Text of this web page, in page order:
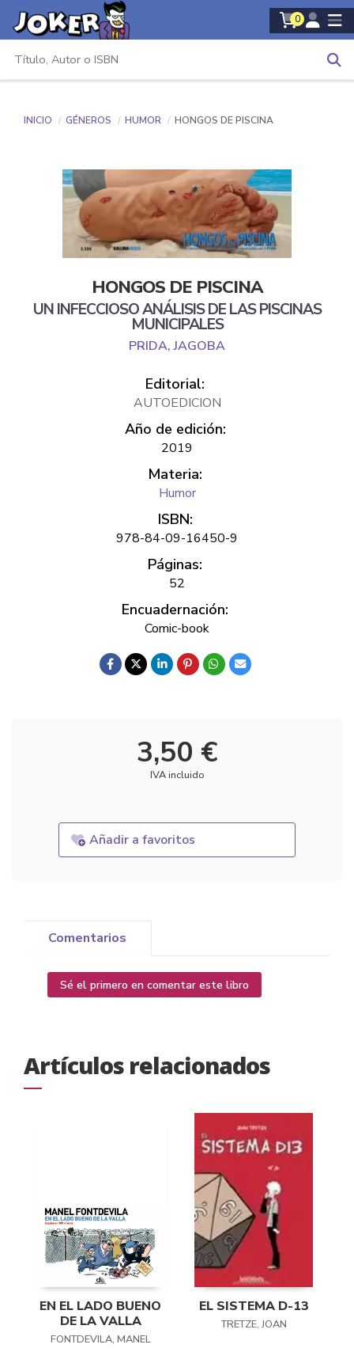
0
INICIO GÉNEROS HUMOR HONGOS DE PISCINA
HONGOS DE PISCINA
UN INFECCIOSO ANÁLISIS DE LAS PISCINAS
MUNICIPALES
PRIDA, JAGOBA
Editorial:
AUTOEDICION
Año de edición:
2019
Materia:
Humor
ISBN:
978-84-09-16450-9
Páginas:
52
Encuadernación:
Comic-book
3,50 €
IVA incluido
Añadir a favoritos
Comentarios
Sé el primero en comentar este libro
Artículos relacionados
EN EL LADO BUENO
DE LA VALLA
FONTDEVILA, MANEL
EL SISTEMA D-13
TRETZE, JOAN